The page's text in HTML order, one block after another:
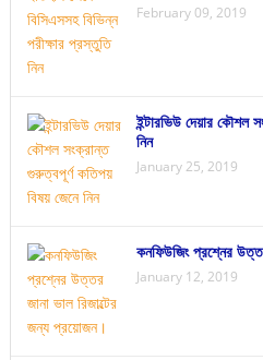
February 09, 2019
ইন্টারভিউ দেয়ার কৌশল
নিন
January 25, 2019
কনফিউজিং প্রশ্নের
January 12, 2019